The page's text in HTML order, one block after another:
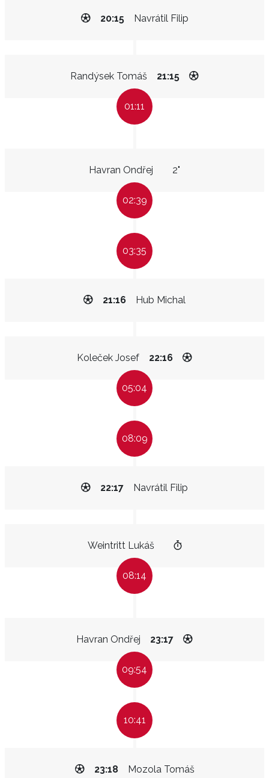
Navrátil Filip
20:15
Randýsek Tomáš 21:15
01:11
Havran Ondřej 2"
02:39
03:35
Hub Michal
21:16
Koleček Josef 22:16
05:04
08:09
Navrátil Filip
22:17
Weintritt Lukáš
08:14
Havran Ondřej 23:17
09:54
10:41
Mozola Tomáš
23:18